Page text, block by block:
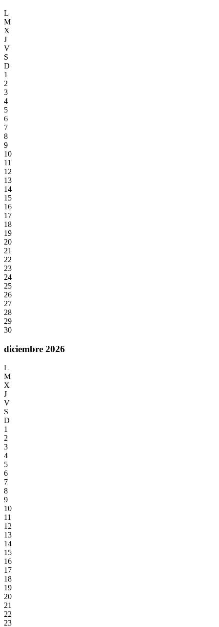
L
M
X
J
V
S
D
1
2
3
4
5
6
7
8
9
10
11
12
13
14
15
16
17
18
19
20
21
22
23
24
25
26
27
28
29
30
diciembre 2026
L
M
X
J
V
S
D
1
2
3
4
5
6
7
8
9
10
11
12
13
14
15
16
17
18
19
20
21
22
23